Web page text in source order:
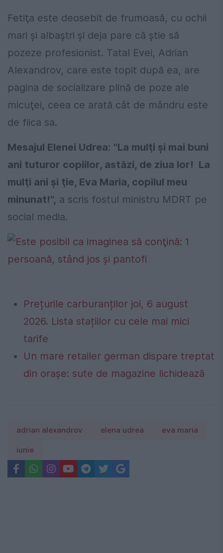
Fetiţa este deosebit de frumoasă, cu ochii
mari şi albaştri şi deja pare că ştie să
pozeze profesionist. Tatal Evei, Adrian
Alexandrov, care este topit după ea, are
pagina de socializare plină de poze ale
micuţei, ceea ce arată cât de mândru este
de fiica sa.
Mesajul Elenei Udrea: "La mulţi şi mai buni
ani tuturor copiilor, astăzi, de ziua lor! La
mulţi ani şi ţie, Eva Maria, copilul meu
minunat!", a scris fostul ministru MDRT pe
social media.
Prețurile carburanților joi, 6 august
2026. Lista stațiilor cu cele mai mici
tarife
Un mare retailer german dispare treptat
din orașe: sute de magazine lichidează
adrian alexandrov elena udrea eva maria
iunie